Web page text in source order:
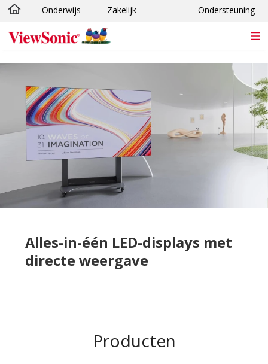
Ga naar hoofdinhoud
Onderwijs Zakelijk Ondersteuning
Alles-in-één LED-displays met
directe weergave
Producten